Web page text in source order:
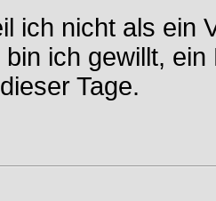
ich nicht als ein
bin ich gewillt,
Tage.